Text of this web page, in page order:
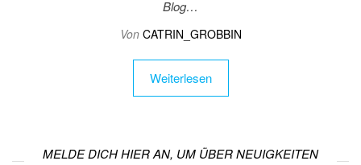
Blog…
Von CATRIN_GROBBIN
Weiterlesen
MELDE DICH HIER AN, UM ÜBER NEUIGKEITEN